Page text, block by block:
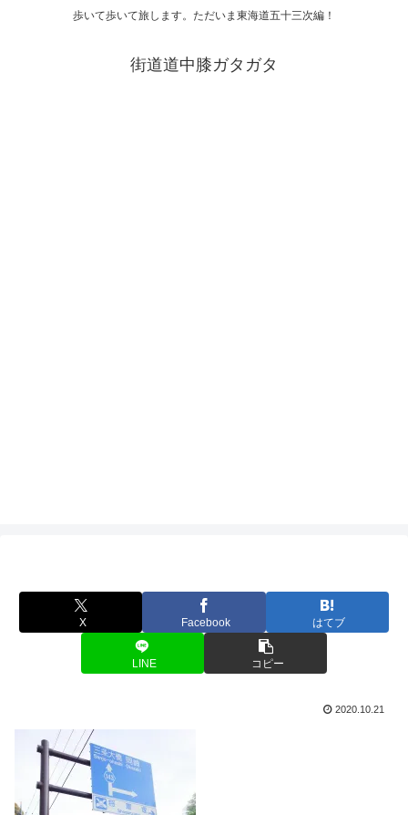
歩いて歩いて旅します。ただいま東海道五十三次編！
街道道中膝ガタガタ
X Facebook はてブ
LINE コピー
2020.10.21